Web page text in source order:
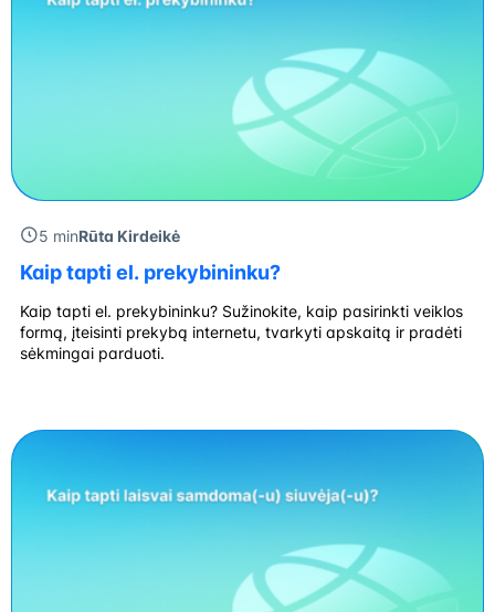
5 minRūta Kirdeikė
Kaip tapti el. prekybininku?
Kaip tapti el. prekybininku? Sužinokite, kaip pasirinkti veiklos
formą, įteisinti prekybą internetu, tvarkyti apskaitą ir pradėti
sėkmingai parduoti.